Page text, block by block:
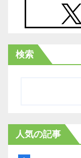
検索
人気の記事